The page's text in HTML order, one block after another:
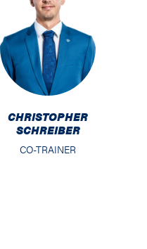
CHRISTOPHER
SCHREIBER
CO-TRAINER